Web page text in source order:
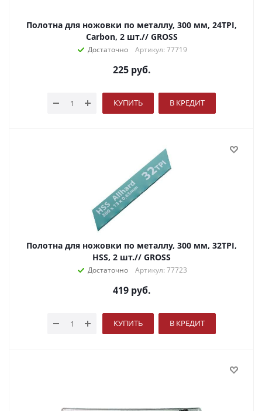
Полотна для ножовки по металлу, 300 мм, 24TPI,
Carbon, 2 шт.// GROSS
Достаточно Артикул: 77719
225руб.
КУПИТЬ В КРЕДИТ
Полотна для ножовки по металлу, 300 мм, 32TPI,
HSS, 2 шт.// GROSS
Достаточно Артикул: 77723
419руб.
КУПИТЬ В КРЕДИТ